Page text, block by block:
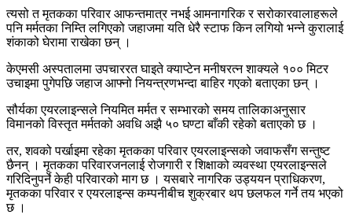
त्यसो त मृतकका परिवार आफन्तमात्र नभई आमनागरिक र सरोकारवालाहरूले
पनि मर्मतका निम्ति लगिएको जहाजमा यति धेरै स्टाफ किन लगियो भन्ने कुरालाई
शंकाको घेरामा राखेका छन् ।
केएमसी अस्पतालमा उपचाररत घाइते क्याप्टेन मनीषरत्न शाक्यले १०० मिटर
उचाइमा पुगेपछि जहाज आफ्नो नियन्त्रणभन्दा बाहिर गएको बताएका छन् ।
सौर्यका एयरलाइन्सले नियमित मर्मत र सम्भारको समय तालिकाअनुसार
विमानको विस्तृत मर्मतको अवधि अझै ५० घण्टा बाँकी रहेको बताएको छ ।
तर, शवको पर्खाइमा रहेका मृतकका परिवार एयरलाइन्सको जवाफसँग सन्तुष्ट
छैनन् । मृतकका परिवारजनलाई रोजगारी र शिक्षाको व्यवस्था एयरलाइन्सले
गरिदिनुपर्ने केही परिवारको माग छ । यसबारे नागरिक उड्ययन प्राधिकरण,
मृतकका परिवार र एयरलाइन्स कम्पनीबीच शुक्रबार थप छलफल गर्ने तय भएको
छ ।